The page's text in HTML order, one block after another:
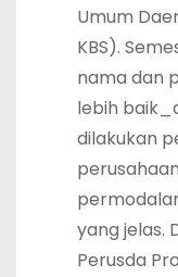
Umum
KBS).
nama dan
lebih
dilakukan
yang jelas.
Perusda